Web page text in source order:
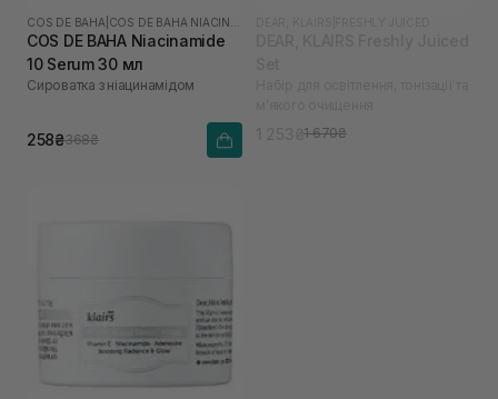
COS DE BAHA
COS DE BAHA Niacinamide
10 Serum 30 мл
Сироватка з ніацинамідом
258₴368₴ 1 253₴1 670₴